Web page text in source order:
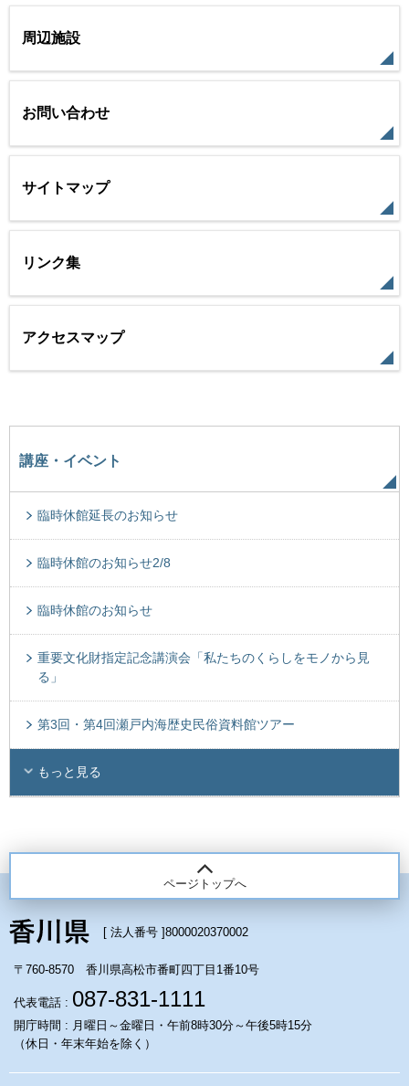
周辺施設
お問い合わせ
サイトマップ
リンク集
アクセスマップ
講座・イベント
臨時休館延長のお知らせ
臨時休館のお知らせ2/8
臨時休館のお知らせ
重要文化財指定記念講演会「私たちのくらしをモノから見
る」
第3回・第4回瀬戸内海歴史民俗資料館ツアー
もっと見る
ページトップへ
[ 法人番号 ]8000020370002
〒760-8570 香川県高松市番町四丁目1番10号
代表電話 : 087-831-1111
開庁時間 : 月曜日～金曜日・午前8時30分～午後5時15分
（休日・年末年始を除く）